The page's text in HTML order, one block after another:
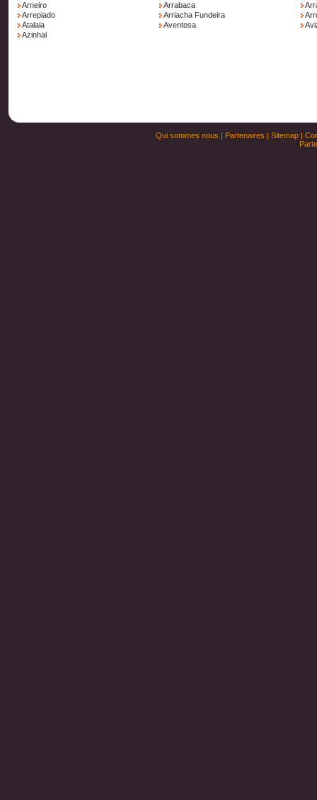
Arneiro
Arrabaca
Arrepiado
Arriacha Fundeira
Atalaia
Aventosa
Azinhal
Qui sommes nous | Partenaires | Sitemap|